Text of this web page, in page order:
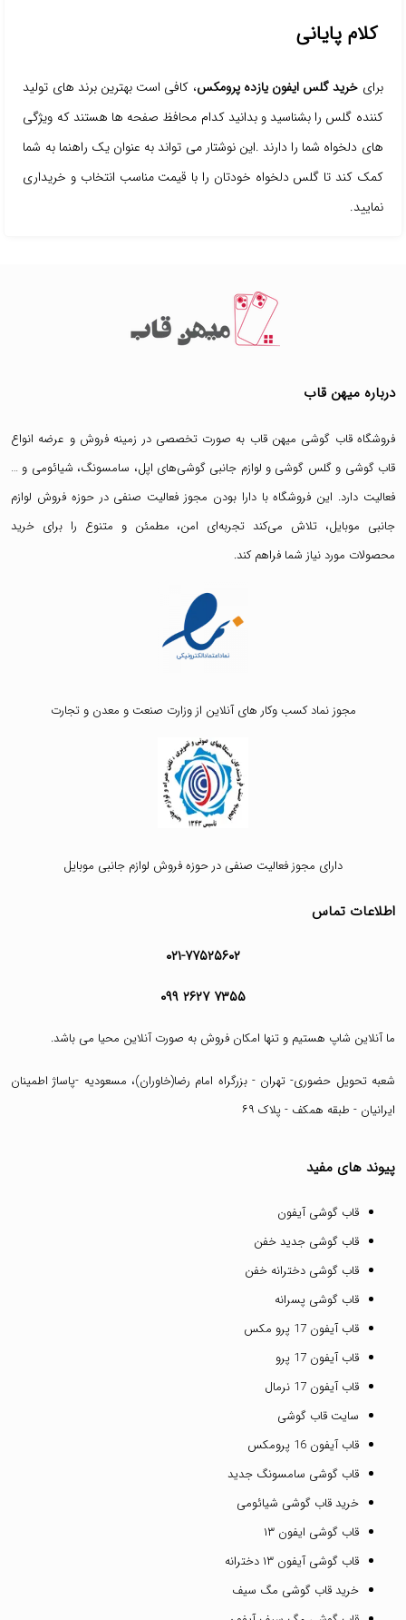
کلام پایانی
برای خرید گلس ایفون یازده پرومکس، کافی است بهترین برند های تولید
کننده گلس را بشناسید و بدانید کدام محافظ صفحه ها هستند که ویژگی
های دلخواه شما را دارند .این نوشتار می تواند به عنوان یک راهنما به شما
کمک کند تا گلس دلخواه خودتان را با قیمت مناسب انتخاب و خریداری
نمایید.
درباره میهن قاب
فروشگاه قاب گوشی میهن قاب به صورت تخصصی در زمینه فروش و عرضه انواع
قاب گوشی وگلس گوشی و لوازم جانبی گوشی‌های اپل، سامسونگ، شیائومی و …
فعالیت دارد. این فروشگاه با دارا بودن مجوز فعالیت صنفی در حوزه فروش لوازم
جانبی موبایل، تلاش می‌کند تجربه‌ای امن، مطمئن و متنوع را برای خرید
محصولات مورد نیاز شما فراهم کند.
مجوز نماد کسب وکار های آنلاین از وزارت صنعت و معدن و تجارت
دارای مجوز فعالیت صنفی در حوزه فروش لوازم جانبی موبایل
اطلاعات تماس
۰۲۱-۷۷۵۲۵۶۰۲
۰۹۹ ۲۶۲۷ ۷۳۵۵
ما آنلاین شاپ هستیم و تنها امکان فروش به صورت آنلاین محیا می باشد.
شعبه تحویل حضوری- تهران - بزرگراه امام رضا(خاوران)، مسعودیه -پاساژ اطمینان
ایرانیان - طبقه همکف - پلاک ۶۹
پیوند های مفید
قاب گوشی آیفون
قاب گوشی جدید خفن
قاب گوشی دخترانه خفن
قاب گوشی پسرانه
قاب آیفون 17 پرو مکس
قاب آیفون 17 پرو
قاب آیفون 17 نرمال
سایت قاب گوشی
قاب آیفون 16 پرومکس
قاب گوشی سامسونگ جدید
خرید قاب گوشی شیائومی
قاب گوشی ایفون ۱۳
قاب گوشی آیفون ۱۳ دخترانه
خرید قاب گوشی مگ سیف